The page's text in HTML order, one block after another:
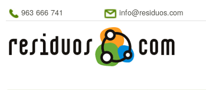
963 666 741 info@residuos.com